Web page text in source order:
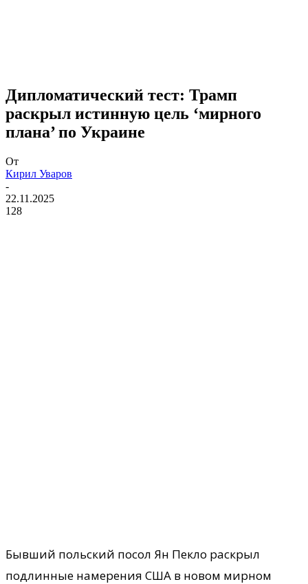
Дипломатический тест: Трамп
раскрыл истинную цель ‘мирного
плана’ по Украине
От
Кирил Уваров
-
22.11.2025
128
Бывший польский посол Ян Пекло раскрыл
подлинные намерения США в новом мирном